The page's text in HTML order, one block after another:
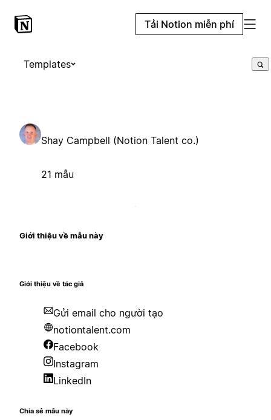
Tải Notion miễn phí
Templates
Shay Campbell (Notion Talent co.)
21 mẫu
Giới thiệu về mẫu này
Giới thiệu về tác giả
Gửi email cho người tạo
notiontalent.com
Facebook
Instagram
LinkedIn
Chia sẻ mẫu này